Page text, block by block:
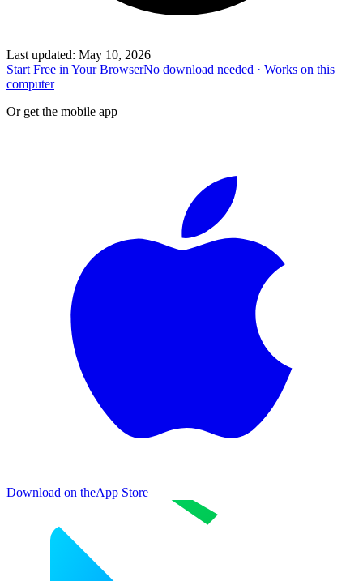
Last updated: May 10, 2026
Start Free in Your BrowserNo download needed · Works on this
computer
Or get the mobile app
Download on theApp Store